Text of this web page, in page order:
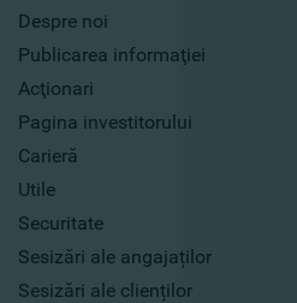
Despre noi
Publicarea informaţiei
Acţionari
Pagina investitorului
Carieră
Utile
Securitate
Sesizări ale angajaților
Sesizări ale clienților